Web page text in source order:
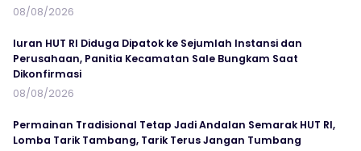
08/08/2026
Iuran HUT RI Diduga Dipatok ke Sejumlah Instansi dan
Perusahaan, Panitia Kecamatan Sale Bungkam Saat
Dikonfirmasi
08/08/2026
Permainan Tradisional Tetap Jadi Andalan Semarak HUT RI,
Lomba Tarik Tambang, Tarik Terus Jangan Tumbang